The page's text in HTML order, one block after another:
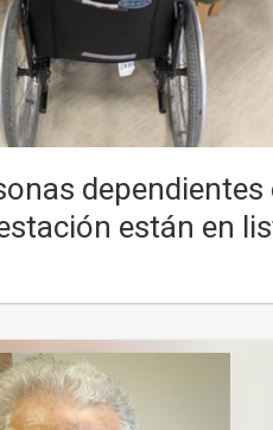
dependientes
están en